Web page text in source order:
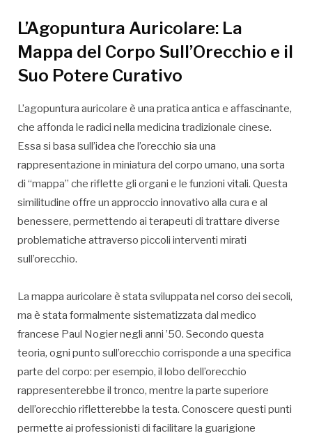
L’Agopuntura Auricolare: La
Mappa del Corpo Sull’Orecchio e il
Suo Potere Curativo
L’agopuntura auricolare è una pratica antica e affascinante,
che affonda le radici nella medicina tradizionale cinese.
Essa si basa sull’idea che l’orecchio sia una
rappresentazione in miniatura del corpo umano, una sorta
di “mappa” che riflette gli organi e le funzioni vitali. Questa
similitudine offre un approccio innovativo alla cura e al
benessere, permettendo ai terapeuti di trattare diverse
problematiche attraverso piccoli interventi mirati
sull’orecchio.
La mappa auricolare è stata sviluppata nel corso dei secoli,
ma è stata formalmente sistematizzata dal medico
francese Paul Nogier negli anni ’50. Secondo questa
teoria, ogni punto sull’orecchio corrisponde a una specifica
parte del corpo: per esempio, il lobo dell’orecchio
rappresenterebbe il tronco, mentre la parte superiore
dell’orecchio rifletterebbe la testa. Conoscere questi punti
permette ai professionisti di facilitare la guarigione